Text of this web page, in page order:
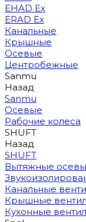
EHAD Ex
ERAD Ex
Канальные
Крышные
Осевые
Центробежные
Sanmu
Назад
Sanmu
Осевые
Рабочие колеса
SHUFT
Назад
SHUFT
Вытяжные
Канальные
Крышные
Кухонные